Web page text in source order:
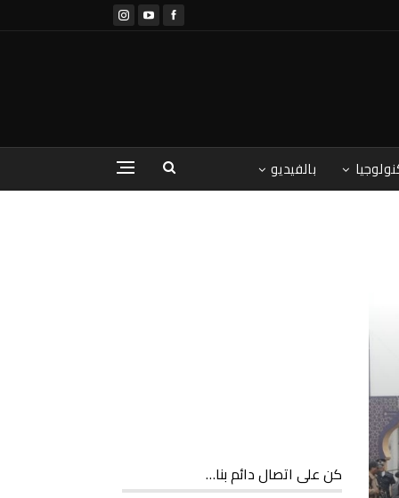
بالفيديو
كن على اتصال دائم بنا…